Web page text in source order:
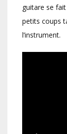
guitare se
petits coups
l’instrument.